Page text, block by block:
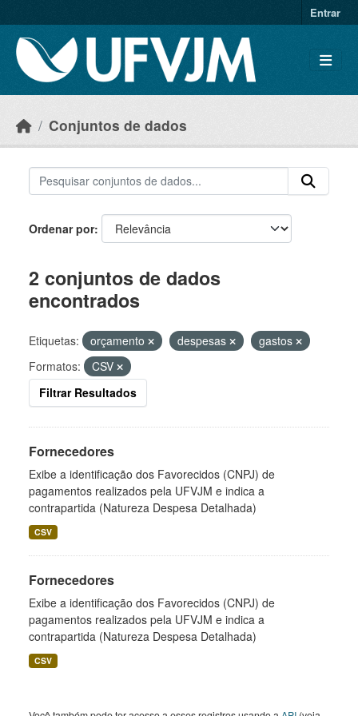
Entrar
Conjuntos de dados
Ordenar por
2 conjuntos de dados
encontrados
Etiquetas: orçamento despesas
gastos
Formatos:
CSV
Filtrar Resultados
Fornecedores
Exibe a identificação dos Favorecidos (CNPJ) de
pagamentos realizados pela UFVJM e indica a
contrapartida (Natureza Despesa Detalhada)
CSV
Fornecedores
Exibe a identificação dos Favorecidos (CNPJ) de
pagamentos realizados pela UFVJM e indica a
contrapartida (Natureza Despesa Detalhada)
CSV